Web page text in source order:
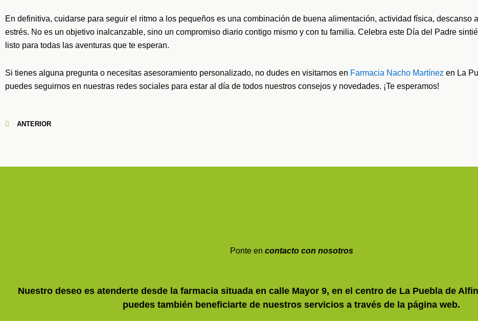
En definitiva, cuidarse para seguir el ritmo a los pequeños es una combinación de buena alimentación, actividad física, descanso
estrés. No es un objetivo inalcanzable, sino un compromiso diario contigo mismo y con tu familia. Celebra este Día del Padre
listo para todas las aventuras que te esperan.
Si tienes alguna pregunta o necesitas asesoramiento personalizado, no dudes en visitarnos en Farmacia Nacho Martínez en La
puedes seguirnos en nuestras redes sociales para estar al día de todos nuestros consejos y novedades. ¡Te esperamos!
AntANTERIOR
Ponte en contacto con nosotros
Nuestro deseo es atenderte desde la farmacia situada en calle Mayor 9, en el centro de La Puebla de
puedes también beneficiarte de nuestros servicios a través de la página web.